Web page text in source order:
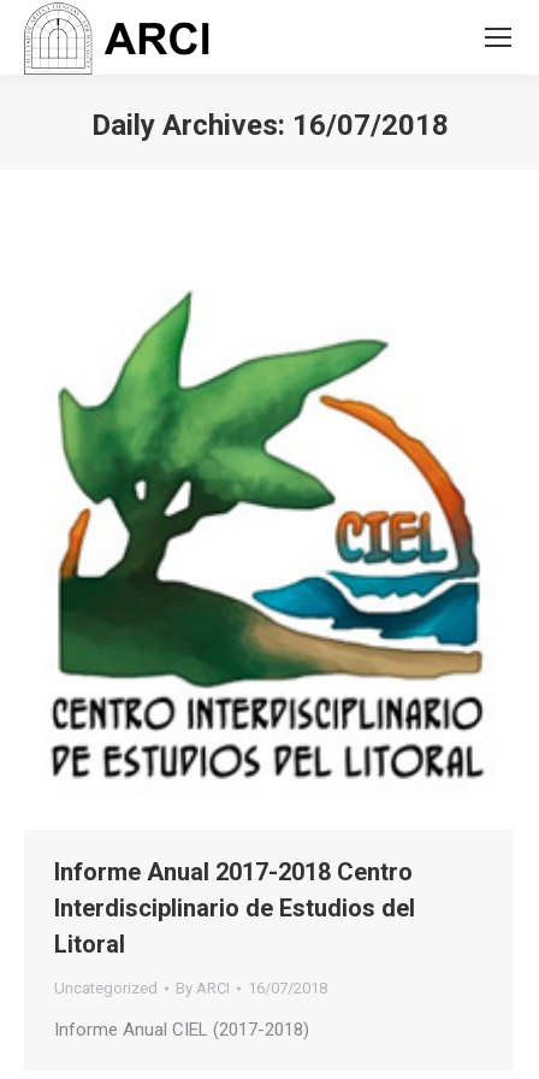
Daily Archives: 16/07/2018
Informe Anual 2017-2018 Centro
Interdisciplinario de Estudios del
Litoral
Uncategorized By ARCI 16/07/2018
Informe Anual CIEL (2017-2018)